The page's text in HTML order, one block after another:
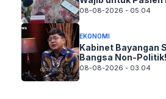
08-08-2026 - 05.04
EKONOMI
Kabinet Bayangan
Bangsa Non-Politik!
08-08-2026 - 03.04